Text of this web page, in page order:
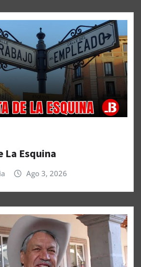
La Esquina
Ago 3, 2026